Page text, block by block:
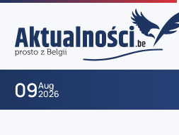
09Aug
2026